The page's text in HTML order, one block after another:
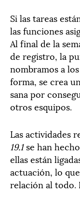
Si las tareas
las funciones
Al final de la
de registro, la
nombramos a
forma, se crea
sana por
otros esquipos.
Las actividades
19.1se han
ellas están
actuación, lo
relación al todo.